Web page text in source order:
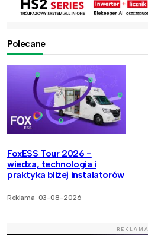
Polecane
FoxESS Tour 2026 -
wiedza, technologia i
praktyka bliżej instalatorów
Reklama 03-08-2026
REKLAMA